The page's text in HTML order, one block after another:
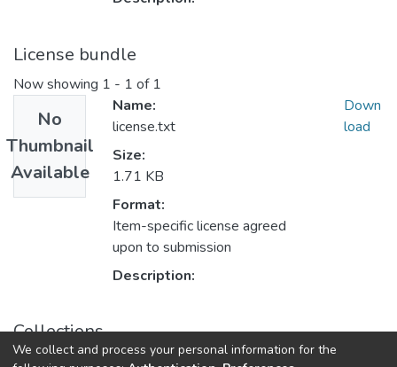
License bundle
Now showing 1 - 1 of 1
No
Thumbnail
Available
Name:
license.txt
Size:
1.71 KB
Format:
Item-specific license agreed
upon to submission
Description:
Down
load
Collections
Portfólio-Engenharia Civil
We collect and process your personal information for the